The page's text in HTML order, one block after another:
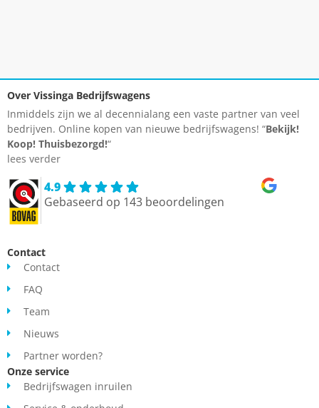
Over Vissinga Bedrijfswagens
Inmiddels zijn we al decennialang een vaste partner van veel
bedrijven. Online kopen van nieuwe bedrijfswagens! “Bekijk!
Koop! Thuisbezorgd!“
lees verder
4.9
Gebaseerd op 143 beoordelingen
Contact
Contact
FAQ
Team
Nieuws
Partner worden?
Onze service
Bedrijfswagen inruilen